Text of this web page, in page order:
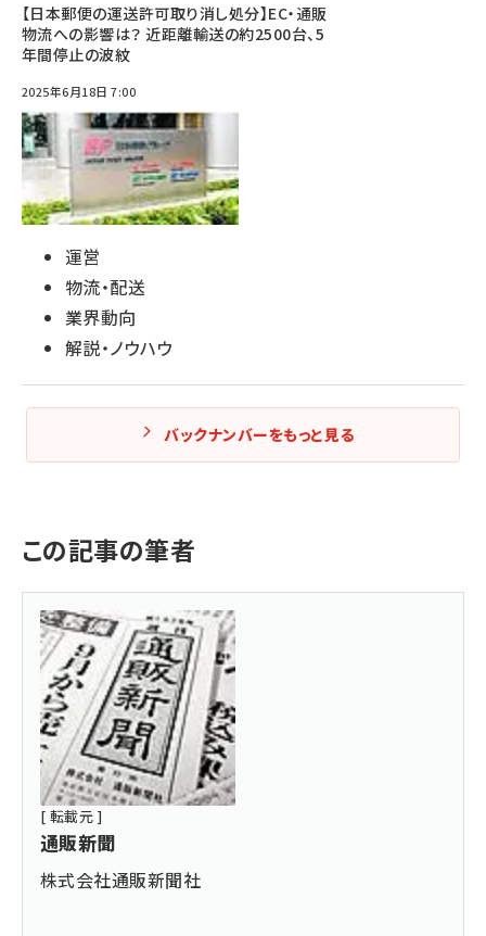
【日本郵便の運送許可取り消し処分】EC・通販
物流への影響は？ 近距離輸送の約2500台、5
年間停止の波紋
2025年6月18日 7:00
運営
物流・配送
業界動向
解説・ノウハウ
バックナンバーをもっと見る
この記事の筆者
[ 転載元 ]
通販新聞
株式会社通販新聞社